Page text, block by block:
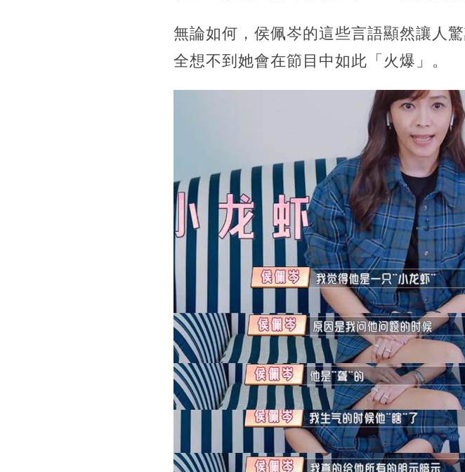
無論如何，侯佩岑的這些言語顯然讓人
全想不到她會在節目中如此「火爆」。